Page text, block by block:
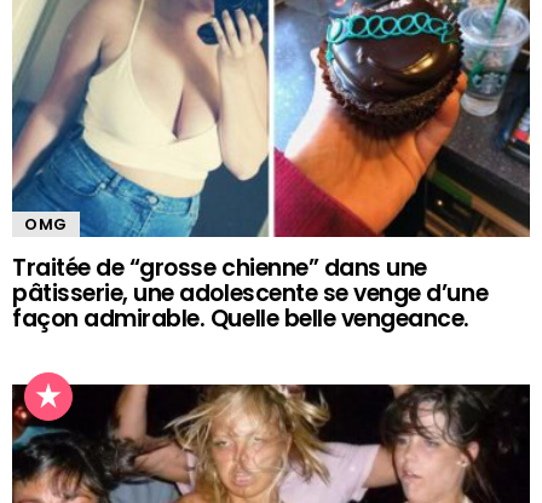
OMG
Traitée de “grosse chienne” dans une
pâtisserie, une adolescente se venge d’une
façon admirable. Quelle belle vengeance.